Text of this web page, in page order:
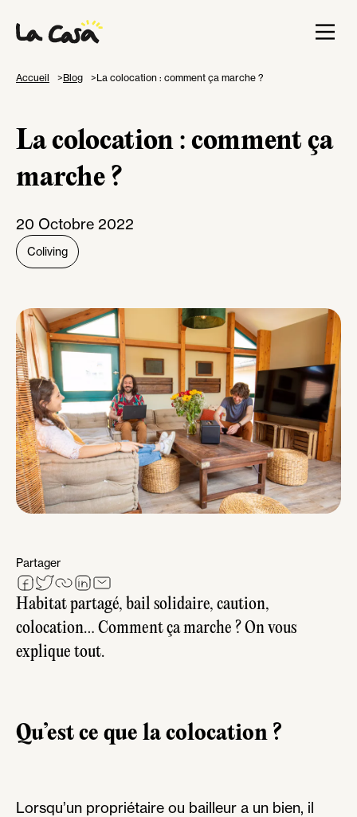
Accueil Blog La colocation : comment ça marche ?
La colocation : comment ça
marche ?
20 Octobre 2022
Coliving
Partager
Habitat partagé, bail solidaire, caution,
colocation… Comment ça marche ? On vous
explique tout.
Qu’est ce que la colocation ?
Lorsqu’un propriétaire ou bailleur a un bien, il